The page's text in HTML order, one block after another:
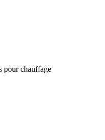
pour chauffage